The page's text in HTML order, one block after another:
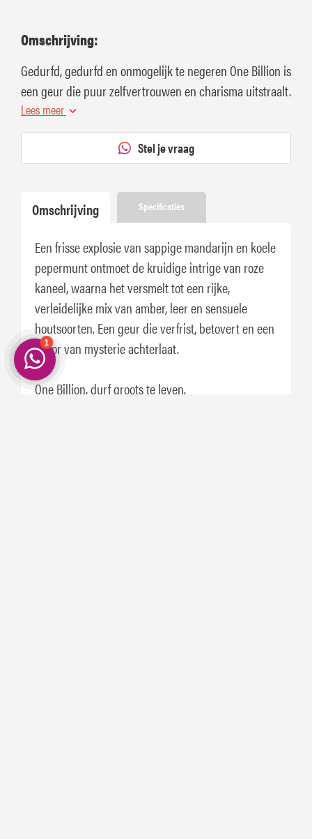
Omschrijving:
Gedurfd, gedurfd en onmogelijk te negeren One Billion is
een geur die puur zelfvertrouwen en charisma uitstraalt.
Lees meer
Stel je vraag
Omschrijving Specificaties
Een frisse explosie van sappige mandarijn en koele
pepermunt ontmoet de kruidige intrige van roze
kaneel, waarna het versmelt tot een rijke,
verleidelijke mix van amber, leer en sensuele
houtsoorten. Een geur die verfrist, betovert en een
spoor van mysterie achterlaat.
One Billion, durf groots te leven.